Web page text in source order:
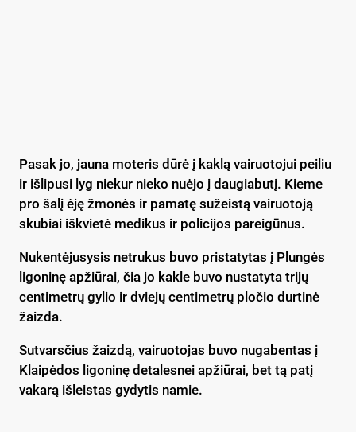
Pasak jo, jauna moteris dūrė į kaklą vairuotojui peiliu
ir išlipusi lyg niekur nieko nuėjo į daugiabutį. Kieme
pro šalį ėję žmonės ir pamatę sužeistą vairuotoją
skubiai iškvietė medikus ir policijos pareigūnus.
Nukentėjusysis netrukus buvo pristatytas į Plungės
ligoninę apžiūrai, čia jo kakle buvo nustatyta trijų
centimetrų gylio ir dviejų centimetrų pločio durtinė
žaizda.
Sutvarsčius žaizdą, vairuotojas buvo nugabentas į
Klaipėdos ligoninę detalesnei apžiūrai, bet tą patį
vakarą išleistas gydytis namie.